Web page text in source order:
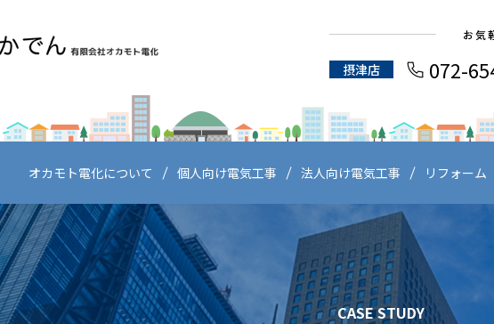
お気
摂津店 072-
オカモト電化について 個人向け電気工事 法人向け電気工事 リフォーム
CASE STUDY